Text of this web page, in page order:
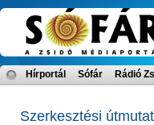
Hírportál Sófár Rádió Zs
Szerkesztési